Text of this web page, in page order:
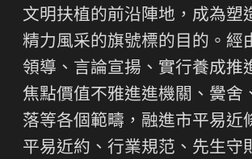
文明扶植的前沿陣地，成為塑
精力風采的旗號標的目的。經
領導、言論宣揚、實行養成推
焦點價值不雅進進機關、黌舍
落等各個範疇，融進市平易近
平易近約、行業規范、先生守